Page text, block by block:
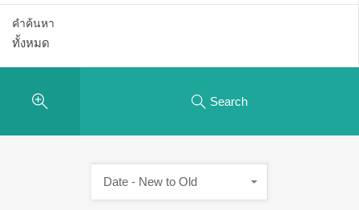
คำค้นหา
Search
Date - New to Old